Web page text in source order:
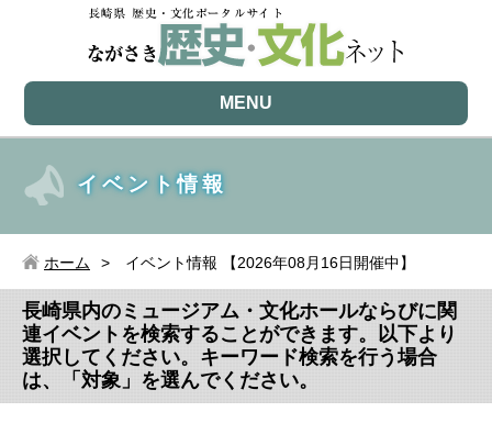
MENU
イベント情報
ホーム イベント情報 【2026年08月16日開催中】
長崎県内のミュージアム・文化ホールならびに関
連イベントを検索することができます。以下より
選択してください。キーワード検索を行う場合
は、「対象」を選んでください。